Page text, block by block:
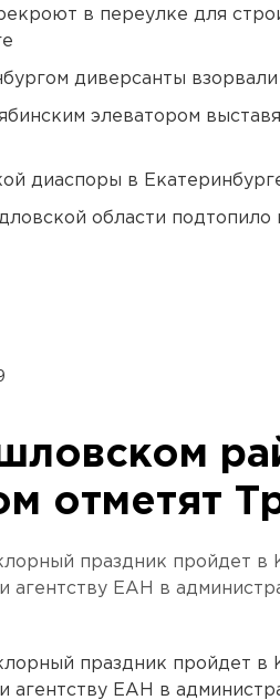
в переулке для
диверсанты
элеватором
диаспоры в
области
отметят
праздник пройдет в
агентству ЕАН в
праздник пройдет в
агентству ЕАН в